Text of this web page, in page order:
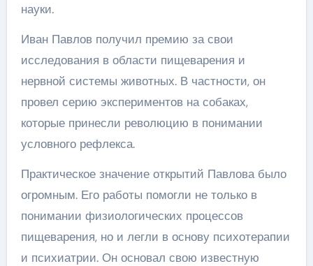
науки.
Иван Павлов получил премию за свои
исследования в области пищеварения и
нервной системы животных. В частности, он
провел серию экспериментов на собаках,
которые принесли революцию в понимании
условного рефлекса.
Практическое значение открытий Павлова было
огромным. Его работы помогли не только в
понимании физиологических процессов
пищеварения, но и легли в основу психотерапии
и психиатрии. Он основал свою известную